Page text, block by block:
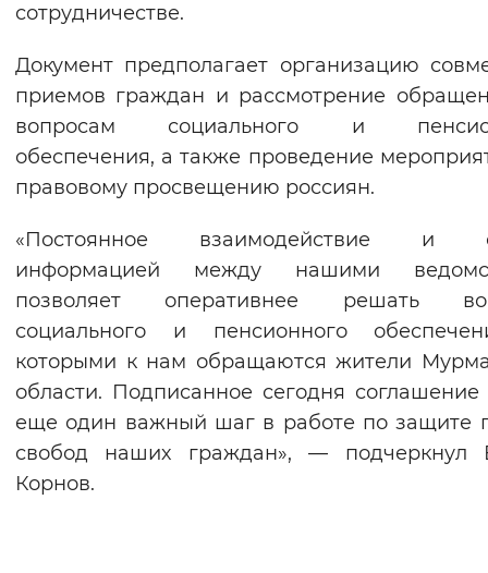
Включены Выключены
Воспроизвести Остановить
Вернуть стандартные настройки
сотрудничестве.
Документ предполагает организацию
приемов граждан и рассмотрение
вопросам социального и
обеспечения, а также проведение
правовому просвещению россиян.
«Постоянное взаимодействие и
информацией между нашими
позволяет оперативнее решать
социального и пенсионного
которыми к нам обращаются жители
области. Подписанное сегодня
еще один важный шаг в работе по защите
свобод наших граждан», — подчеркнул
Корнов.